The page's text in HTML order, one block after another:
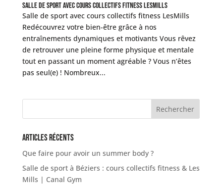
Salle de sport avec cours collectifs fitness LesMills
Salle de sport avec cours collectifs fitness LesMills
Redécouvrez votre bien-être grâce à nos
entraînements dynamiques et motivants Vous rêvez
de retrouver une pleine forme physique et mentale
tout en passant un moment agréable ? Vous n’êtes
pas seul(e) ! Nombreux...
Articles récents
Que faire pour avoir un summer body ?
Salle de sport à Béziers : cours collectifs fitness & Les
Mills | Canal Gym